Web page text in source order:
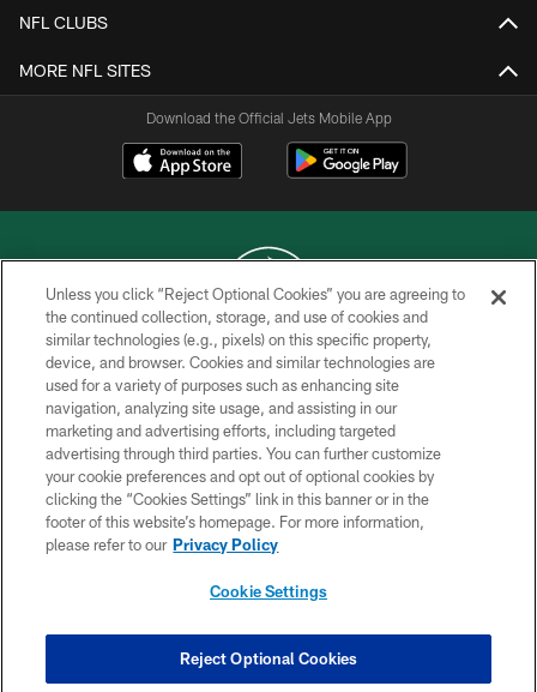
NFL CLUBS
MORE NFL SITES
Download the Official Jets Mobile App
COPYRIGHT © 2026 NEW YORK JETS
PRIVACY POLICY
ACCESSIBILITY
CONTACT US
TERMS OF USE
SITE MAP
COOKIE SETTINGS
Unless you click “Reject Optional Cookies” you are agreeing to
the continued collection, storage, and use of cookies and
similar technologies (e.g., pixels) on this specific property,
device, and browser. Cookies and similar technologies are
used for a variety of purposes such as enhancing site
navigation, analyzing site usage, and assisting in our
marketing and advertising efforts, including targeted
advertising through third parties. You can further customize
your cookie preferences and opt out of optional cookies by
clicking the “Cookies Settings” link in this banner or in the
footer of this website’s homepage. For more information,
please refer to our Privacy Policy
Cookie Settings
Reject Optional Cookies